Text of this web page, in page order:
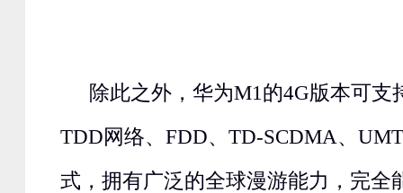
除此之外，华为M1的4G版本可支
TDD网络、FDD、TD-SCDMA、
式，拥有广泛的全球漫游能力，完全